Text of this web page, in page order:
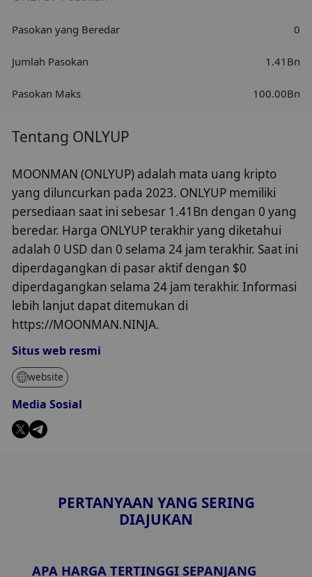
Pasokan yang Beredar 0
Jumlah Pasokan 1.41Bn
Pasokan Maks 100.00Bn
Tentang ONLYUP
MOONMAN (ONLYUP) adalah mata uang kripto
yang diluncurkan pada 2023. ONLYUP memiliki
persediaan saat ini sebesar 1.41Bn dengan 0 yang
beredar. Harga ONLYUP terakhir yang diketahui
adalah 0 USD dan 0 selama 24 jam terakhir. Saat ini
diperdagangkan di pasar aktif dengan $0
diperdagangkan selama 24 jam terakhir. Informasi
lebih lanjut dapat ditemukan di
https://MOONMAN.NINJA.
Situs web resmi
website
Media Sosial
PERTANYAAN YANG SERING
DIAJUKAN
APA HARGA TERTINGGI SEPANJANG